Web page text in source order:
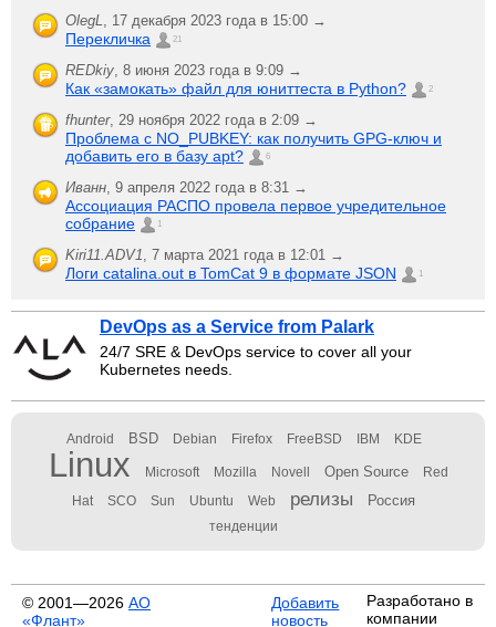
OlegL 17 декабря 2023 года в 15:00 →
Перекличка 21
REDkiy 8 июня 2023 года в 9:09 →
Как «замокать» файл для юниттеста в Python? 2
fhunter, 29 ноября 2022 года в 2:09 →
Проблема с NO_PUBKEY: как получить GPG-ключ и
добавить его в базу apt?
6
Иванн 9 апреля 2022 года в 8:31 →
Ассоциация РАСПО провела первое учредительное
собрание
1
Kiri11.ADV1 7 марта 2021 года в 12:01 →
Логи catalina.out в TomCat 9 в формате JSON 1
DevOps as a Service from Palark
24/7 SRE & DevOps service to cover all your
Kubernetes needs.
Android BSD Debian Firefox FreeBSD IBM KDE
Linux Microsoft Mozilla Novell Open Source Red
Hat SCO Sun Ubuntu Web релизы Россия
тенденции
© 2001—2026 АО
«Флант»
Добавить
новость
Разработано в
компании